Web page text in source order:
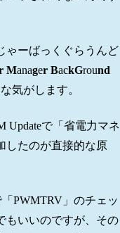
ゃーばっくぐらうんど
Manager BackGround
気がします。
Updateで「省電力マネ
したのが直接的な原
PWMTRV」のチェッ
もいいのですが、その